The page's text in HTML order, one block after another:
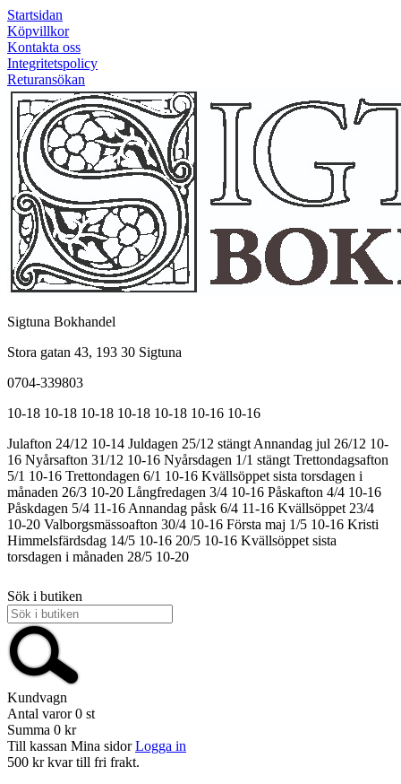
Startsidan
Köpvillkor
Kontakta oss
Integritetspolicy
Returansökan
Sigtuna Bokhandel
Stora gatan 43, 193 30 Sigtuna
0704-339803
10-18 10-18 10-18 10-18 10-18 10-16 10-16
Julafton 24/12 10-14 Juldagen 25/12 stängt Annandag jul 26/12 10-
16 Nyårsafton 31/12 10-16 Nyårsdagen 1/1 stängt Trettondagsafton
5/1 10-16 Trettondagen 6/1 10-16 Kvällsöppet sista torsdagen i
månaden 26/3 10-20 Långfredagen 3/4 10-16 Påskafton 4/4 10-16
Påskdagen 5/4 11-16 Annandag påsk 6/4 11-16 Kvällsöppet 23/4
10-20 Valborgsmässoafton 30/4 10-16 Första maj 1/5 10-16 Kristi
Himmelsfärdsdag 14/5 10-16 20/5 10-16 Kvällsöppet sista
torsdagen i månaden 28/5 10-20
Sök i butiken
Kundvagn
Antal varor 0 st
Summa 0 kr
Till kassan Mina sidor Logga in
500 kr kvar till fri frakt.